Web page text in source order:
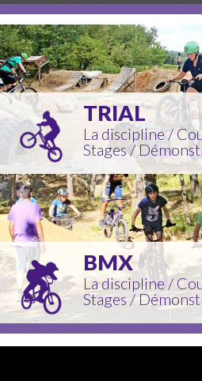
BMX
La discipline (BMX)
Installations (BMX)
Cours (BMX)
Stages (BMX)
Démonstration Air
AGENDA
LE BIKE PARK
Le Bike Park
Anniversaires
Magasin – Atelier
Règlement du Bike
TRIAL
La discipline/
Stages/
BMX
La discipline/
Stages /